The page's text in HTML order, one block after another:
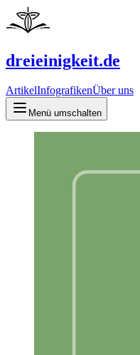
dreieinigkeit.de
ArtikelInfografikenÜber uns
Menü umschalten